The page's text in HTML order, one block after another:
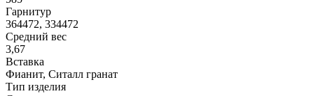
Гарнитур
364472, 334472
Средний вес
3,67
Вставка
Фианит, Ситалл гранат
Тип изделия